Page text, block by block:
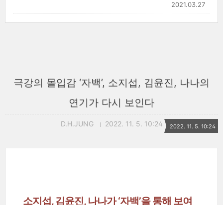
2021.03.27
극강의 몰입감 ‘자백’, 소지섭, 김윤진, 나나의
연기가 다시 보인다
D.H.JUNG 2022. 11. 5. 10:24 2022. 11. 5. 10:24
소지섭, 김윤진, 나나가 ‘자백’을 통해 보여